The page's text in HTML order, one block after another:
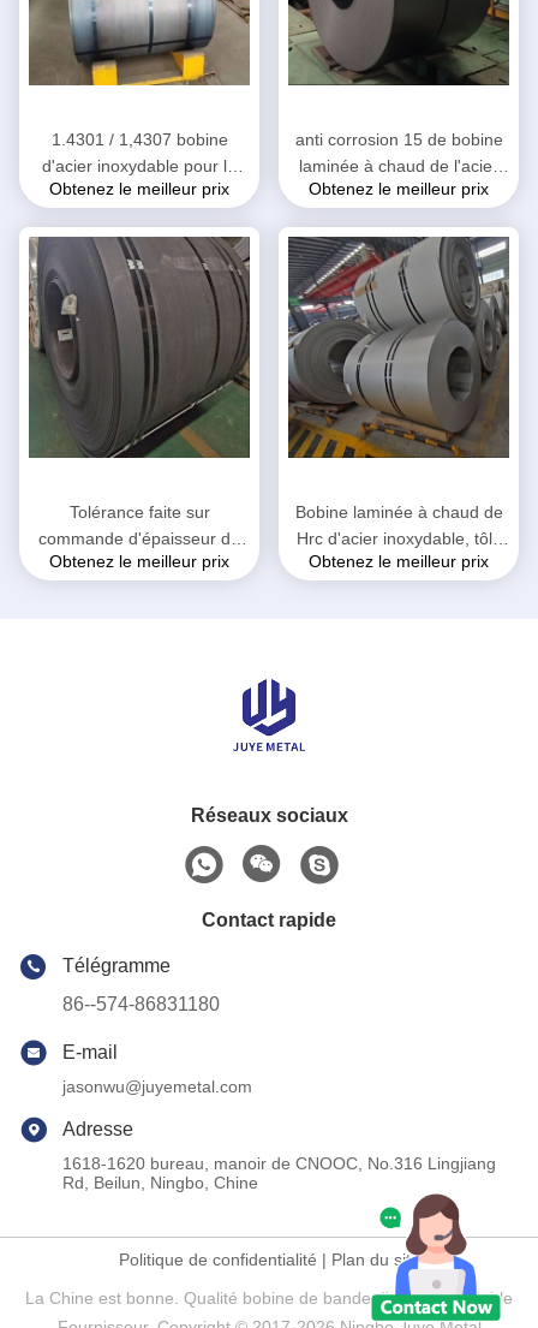
1.4301 / 1,4307 bobine
d'acier inoxydable pour le
produit chimique/industrie
Obtenez le meilleur prix
anti corrosion 15 de bobine
laminée à chaud de l'acier
inoxydable 409L - poids de
Obtenez le meilleur prix
Tolérance faite sur
commande d'épaisseur de
bobine laminée à chaud de
Obtenez le meilleur prix
Bobine laminée à chaud de
Hrc d'acier inoxydable, tôle
d'acier d'identification de
Obtenez le meilleur prix
Réseaux sociaux
Contact rapide
Télégramme
86--574-86831180
E-mail
jasonwu@juyemetal.com
Adresse
1618-1620 bureau, manoir de CNOOC, No.316 Lingjiang
Rd, Beilun, Ningbo, Chine
Politique de confidentialité | Plan du site
La Chine est bonne. Qualité bobine de bande d'acier inoxydable